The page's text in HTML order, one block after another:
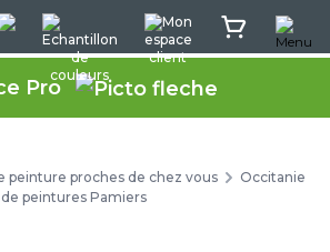
Rec'App intéractifEchantillon de couleursMon espace client
Mon panierMenu
Pro
peinture proches de chez vous
Occitanie
peintures Pamiers